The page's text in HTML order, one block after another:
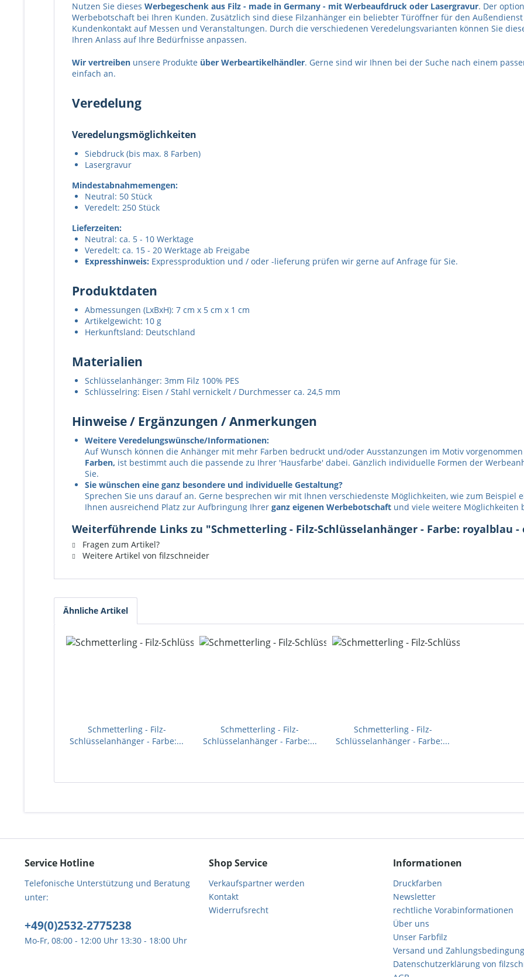
Nutzen Sie dieses Werbegeschenk aus Filz - made in Germany - mit Werbeaufdruck oder Lasergravur. Der
Werbebotschaft bei Ihren Kunden. Zusätzlich sind diese Filzanhänger ein beliebter Türöffner für den
Kundenkontakt auf Messen und Veranstaltungen. Durch die verschiedenen Veredelungsvarianten können Sie
Ihren Anlass auf Ihre Bedürfnisse anpassen.
Wir vertreiben unsere Produkte über Werbeartikelhändler. Gerne sind wir Ihnen bei der Suche nach einem
einfach an.
Veredelung
Veredelungsmöglichkeiten
Siebdruck (bis max. 8 Farben)
Lasergravur
Mindestabnahmemengen:
Neutral: 50 Stück
Veredelt: 250 Stück
Lieferzeiten:
Neutral: ca. 5 - 10 Werktage
Veredelt: ca. 15 - 20 Werktage ab Freigabe
Expresshinweis: Expressproduktion und / oder -lieferung prüfen wir gerne auf Anfrage für Sie.
Produktdaten
Abmessungen (LxBxH): 7 cm x 5 cm x 1 cm
Artikelgewicht: 10 g
Herkunftsland: Deutschland
Materialien
Schlüsselanhänger: 3mm Filz 100% PES
Schlüsselring: Eisen / Stahl vernickelt / Durchmesser ca. 24,5 mm
Hinweise / Ergänzungen / Anmerkungen
Weitere Veredelungswünsche/Informationen:
Auf Wunsch können die Anhänger mit mehr Farben bedruckt und/oder Ausstanzungen im Motiv
Farben, ist bestimmt auch die passende zu Ihrer 'Hausfarbe' dabei. Gänzlich individuelle Formen der
Sie.
Sie wünschen eine ganz besondere und individuelle Gestaltung?
Sprechen Sie uns darauf an. Gerne besprechen wir mit Ihnen verschiedenste Möglichkeiten, wie zum Beispiel
Ihnen ausreichend Platz zur Aufbringung Ihrer ganz eigenen Werbebotschaft und viele weitere Möglichkeiten
Weiterführende Links zu "Schmetterling - Filz-Schlüsselanhänger - Farbe: royalblau
Fragen zum Artikel?
Weitere Artikel von filzschneider
Ähnliche Artikel
Schmetterling - Filz-
Schlüsselanhänger - Farbe:...
Schmetterling - Filz-
Schlüsselanhänger - Farbe:...
Schmetterling - Filz-
Schlüsselanhänger - Farbe:...
Service Hotline
Telefonische Unterstützung und Beratung
unter:
+49(0)2532-2775238
Mo-Fr, 08:00 - 12:00 Uhr 13:30 - 18:00 Uhr
Shop Service
Verkaufspartner werden
Kontakt
Widerrufsrecht
Informationen
Druckfarben
Newsletter
rechtliche Vorabinformationen
Über uns
Unser Farbfilz
Versand und
Datenschutzerklärung von